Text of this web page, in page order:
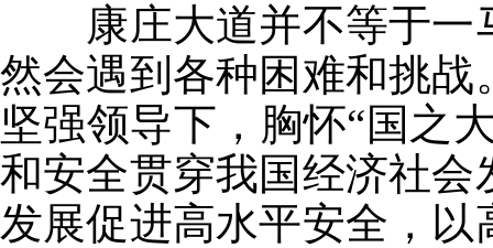
康庄大道并不等于一
然会遇到各种困难和挑
坚强领导下，胸怀“国之
和安全贯穿我国经济社
发展促进高水平安全，